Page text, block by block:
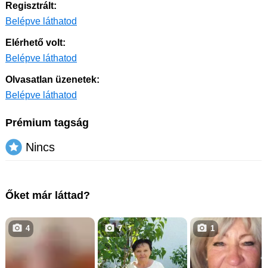
Regisztrált:
Belépve láthatod
Elérhető volt:
Belépve láthatod
Olvasatlan üzenetek:
Belépve láthatod
Prémium tagság
Nincs
Őket már láttad?
4 7 1